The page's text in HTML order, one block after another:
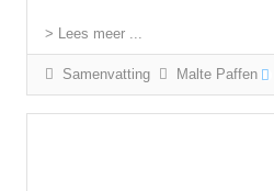
> Lees meer ...
Samenvatting Malte Paffen